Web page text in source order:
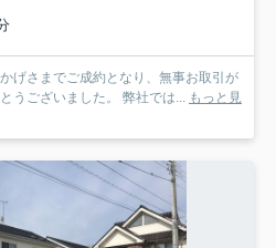
げさまでご成約となり、無事お取引が
うございました。 弊社では... もっと見